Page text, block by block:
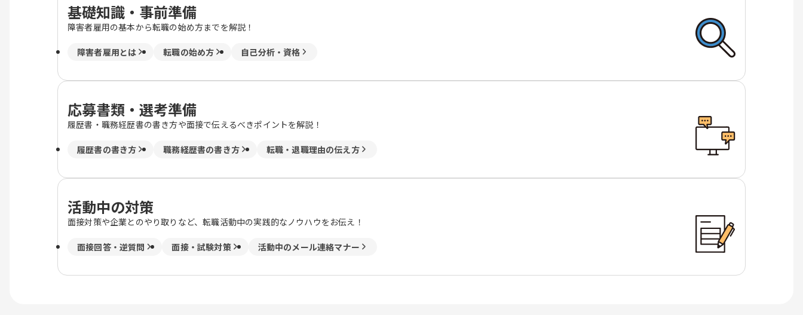
基礎知識・事前準備
障害者雇用の基本から転職の始め方までを解説！
障害者雇用とは 転職の始め方 自己分析・資格
応募書類・選考準備
履歴書・職務経歴書の書き方や面接で伝えるべきポイントを解説！
履歴書の書き方 職務経歴書の書き方 転職・退職理由の伝え方
活動中の対策
面接対策や企業とのやり取りなど、転職活動中の実践的なノウハウをお伝え！
面接回答・逆質問 面接・試験対策 活動中のメール連絡マナー